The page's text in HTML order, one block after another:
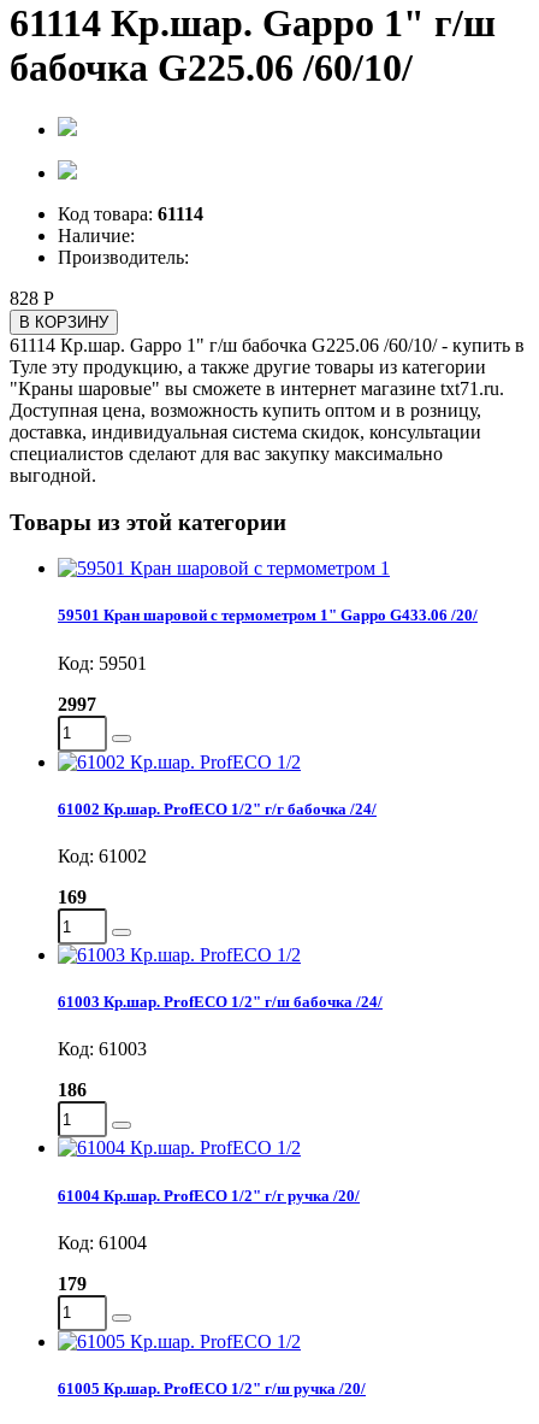
61114 Кр.шар. Gappo 1" г/ш
бабочка G225.06 /60/10/
Код товара: 61114
Наличие:
Производитель:
828 Р
В КОРЗИНУ
61114 Кр.шар. Gappo 1" г/ш бабочка G225.06 /60/10/ - купить в
Туле эту продукцию, а также другие товары из категории
"Краны шаровые" вы сможете в интернет магазине txt71.ru.
Доступная цена, возможность купить оптом и в розницу,
доставка, индивидуальная система скидок, консультации
специалистов сделают для вас закупку максимально
выгодной.
Товары из этой категории
59501 Кран шаровой с термометром 1" Gappo G433.06 /20/
Код: 59501
2997
61002 Кр.шар. ProfECO 1/2" г/г бабочка /24/
Код: 61002
169
61003 Кр.шар. ProfECO 1/2" г/ш бабочка /24/
Код: 61003
186
61004 Кр.шар. ProfECO 1/2" г/г ручка /20/
Код: 61004
179
61005 Кр.шар. ProfECO 1/2" г/ш ручка /20/